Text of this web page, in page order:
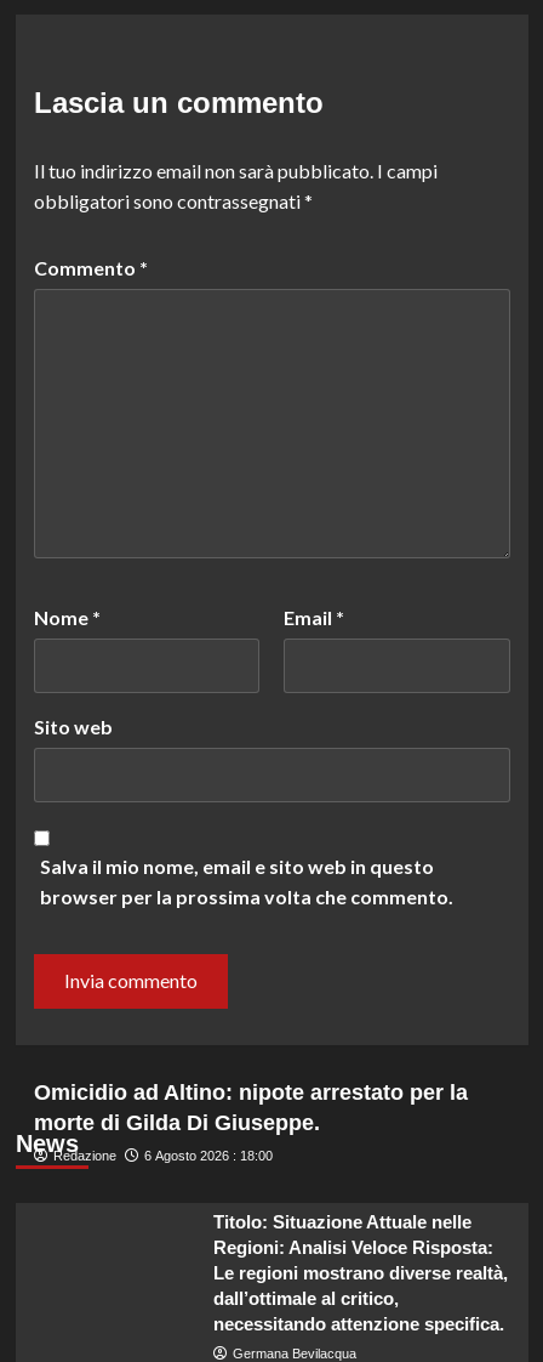
Lascia un commento
Il tuo indirizzo email non sarà pubblicato. I campi
obbligatori sono contrassegnati*
Commento *
Nome * Email *
Sito web
Salva il mio nome, email e sito web in questo
browser per la prossima volta che commento.
News
Omicidio ad Altino: nipote arrestato per la
morte di Gilda Di Giuseppe.
Redazione 6 Agosto 2026 : 18:00
Titolo: Situazione Attuale nelle
Regioni: Analisi Veloce Risposta:
Le regioni mostrano diverse realtà,
dall’ottimale al critico,
necessitando attenzione specifica.
Germana Bevilacqua